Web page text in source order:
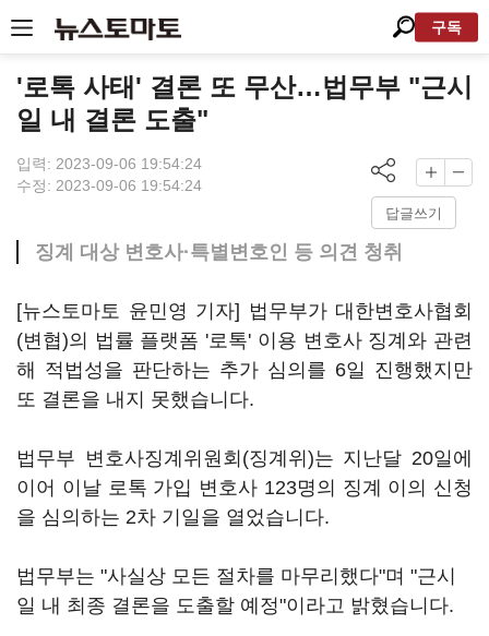
구독
'로톡 사태' 결론 또 무산…법무부 "근시
일 내 결론 도출"
입력: 2023-09-06 19:54:24
수정: 2023-09-06 19:54:24
답글쓰기
징계 대상 변호사·특별변호인 등 의견 청취
[뉴스토마토 윤민영 기자] 법무부가 대한변호사협회
(변협)의 법률 플랫폼 '로톡' 이용 변호사 징계와 관련
해 적법성을 판단하는 추가 심의를 6일 진행했지만
또 결론을 내지 못했습니다.
법무부 변호사징계위원회(징계위)는 지난달 20일에
이어 이날 로톡 가입 변호사 123명의 징계 이의 신청
을 심의하는 2차 기일을 열었습니다.
법무부는 "사실상 모든 절차를 마무리했다"며 "근시
일 내 최종 결론을 도출할 예정"이라고 밝혔습니다.